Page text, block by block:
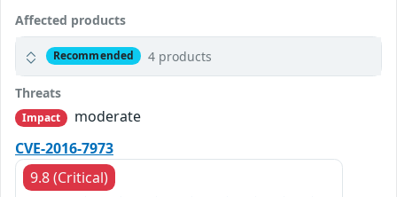
Affected products
Recommended 4 products
Threats
Impact
moderate
CVE-2016-7973
9.8 (Critical)